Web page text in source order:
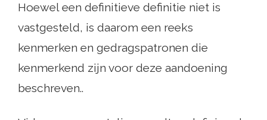
Hoewel een definitieve definitie niet is
vastgesteld, is daarom een ​​reeks
kenmerken en gedragspatronen die
kenmerkend zijn voor deze aandoening
beschreven..